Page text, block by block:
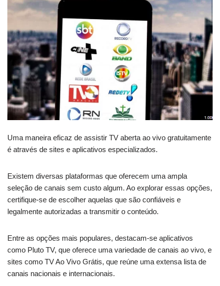
Uma maneira eficaz de assistir TV aberta ao vivo gratuitamente
é através de sites e aplicativos especializados.
Existem diversas plataformas que oferecem uma ampla
seleção de canais sem custo algum. Ao explorar essas opções,
certifique-se de escolher aquelas que são confiáveis e
legalmente autorizadas a transmitir o conteúdo.
Entre as opções mais populares, destacam-se aplicativos
como Pluto TV, que oferece uma variedade de canais ao vivo, e
sites como TV Ao Vivo Grátis, que reúne uma extensa lista de
canais nacionais e internacionais.